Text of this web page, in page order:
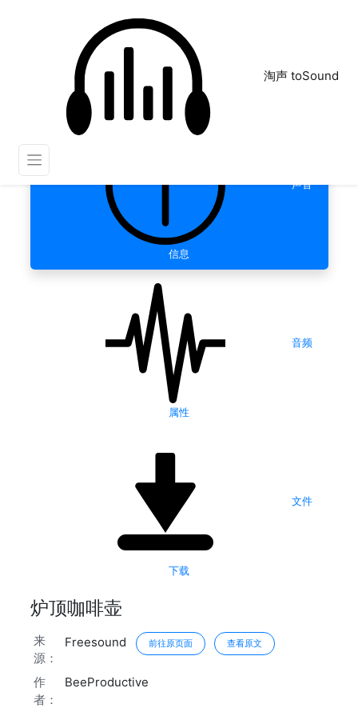
淘声 toSound
声音
信息
音频
属性
文件
下载
炉顶咖啡壶
来
源：
Freesound 前往原页面 查看原文
作
者：
BeeProductive